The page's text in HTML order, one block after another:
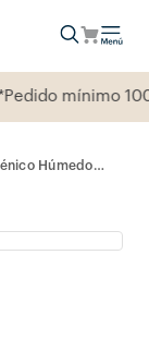
mínimo
Húmedo